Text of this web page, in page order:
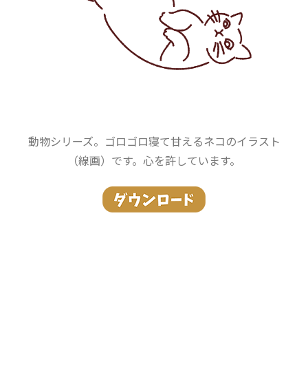
動物シリーズ。ゴロゴロ寝て甘えるネコのイラスト
（線画）です。心を許しています。